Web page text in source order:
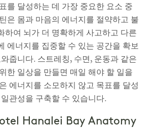
를 달성하는 데 가장 중요한 요소 중
은 몸과 마음의 에너지를 절약하고 불
하여 뇌가 더 명확하게 사고하고 다른
에너지를 집중할 수 있는 공간을 확보
줍니다. 스트레칭, 수면, 운동과 같은
한 일상을 만들면 매일 해야 할 일을
에너지를 소모하지 않고 목표를 달성
관성을 구축할 수 있습니다.
Hanalei Bay Anatomy